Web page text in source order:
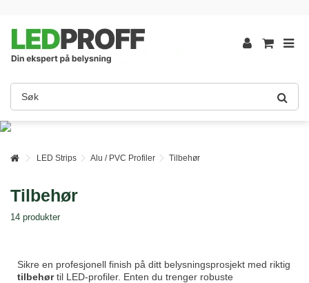
LED Strips Alu / PVC Profiler Tilbehør
Tilbehør
14 produkter
Sikre en profesjonell finish på ditt belysningsprosjekt med riktig
tilbehørtil LED-profiler. Enten du trenger robuste